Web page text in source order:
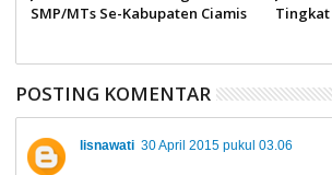
SMP/MTs Se-Kabupaten Ciamis
Tingkat
Ciamis
POSTING KOMENTAR
lisnawati 30 April 2015 pukul 03.06